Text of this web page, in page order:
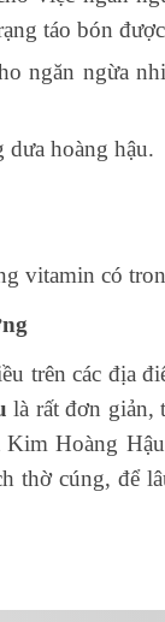
táo bón
ngăn ngừa
hoàng hậu.
vitamin có
trên các địa
là rất đơn giản,
Hoàng
thờ cúng, để